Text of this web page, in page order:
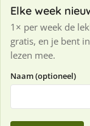
Elke week
1× per week de
gratis, en je bent
lezen mee.
Naam (optioneel)